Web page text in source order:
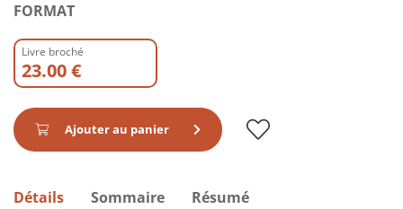
FORMAT
Livre broché
23.00 €
Ajouter au panier
Détails Sommaire Résumé